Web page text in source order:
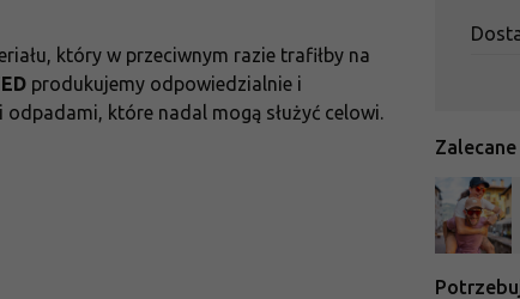
który w przeciwnym razie trafiłby na
produkujemy odpowiedzialnie i
które nadal mogą służyć celowi.